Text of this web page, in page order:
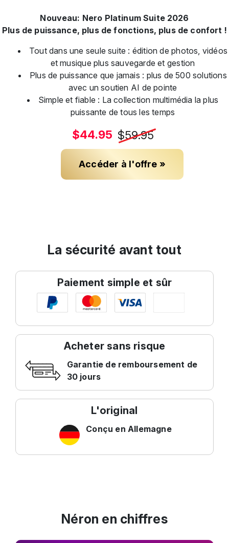
Nouveau: Nero Platinum Suite 2026
Plus de puissance, plus de fonctions, plus de confort !
Tout dans une seule suite : édition de photos, vidéos
et musique plus sauvegarde et gestion
Plus de puissance que jamais : plus de 500 solutions
avec un soutien AI de pointe
Simple et fiable : La collection multimédia la plus
puissante de tous les temps
$44.95 $59.95
Accéder à l'offre »
La sécurité avant tout
Paiement simple et sûr
Acheter sans risque
Garantie de remboursement de
30 jours
L'original
Conçu en Allemagne
Néron en chiffres